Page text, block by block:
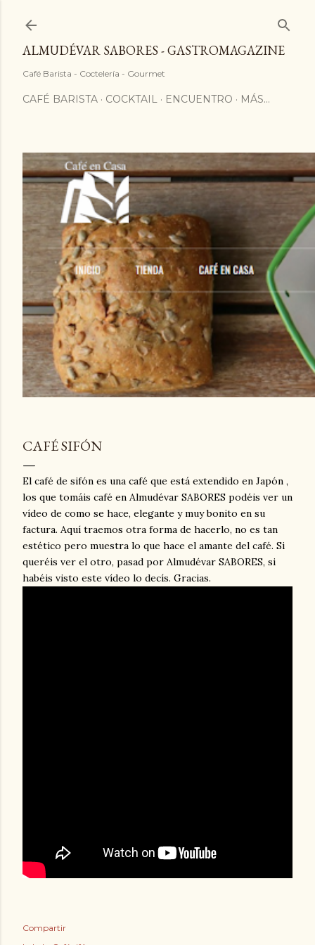
ALMUDÉVAR SABORES - GASTROMAGAZINE
Café Barista - Coctelería - Gourmet
CAFÉ BARISTA COCKTAIL ENCUENTRO MÁS…
CAFÉ SIFÓN
El café de sifón es una café que está extendido en Japón ,
los que tomáis café en Almudévar SABORES podéis ver un
vídeo de como se hace, elegante y muy bonito en su
factura. Aquí traemos otra forma de hacerlo, no es tan
estético pero muestra lo que hace el amante del café. Si
queréis ver el otro, pasad por Almudévar SABORES, si
habéis visto este vídeo lo decís. Gracias.
Compartir